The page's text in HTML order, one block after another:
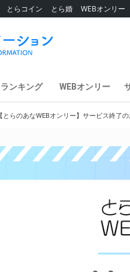
とらコイン とら婚 WEBオンリー
ランキング WEBオンリー
【とらのあなWEBオンリー】サービス終了